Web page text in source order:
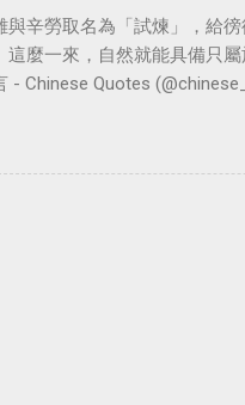
辛勞取名為「試煉」，給
麼一來，自然就能具備只
Chinese Quotes